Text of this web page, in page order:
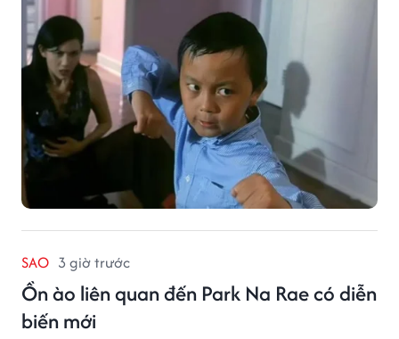
SAO 3 giờ trước
Ồn ào liên quan đến Park Na Rae có diễn
biến mới